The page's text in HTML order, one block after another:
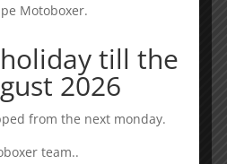
XR 400 / 600
Motoboxer.
till the
2026
from the next monday.
team..